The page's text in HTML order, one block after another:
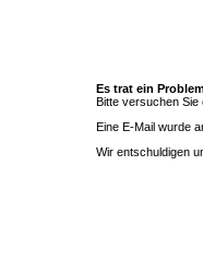
Es trat ein
Bitte versuchen Sie
Eine E-Mail wurde
Wir entschuldigen